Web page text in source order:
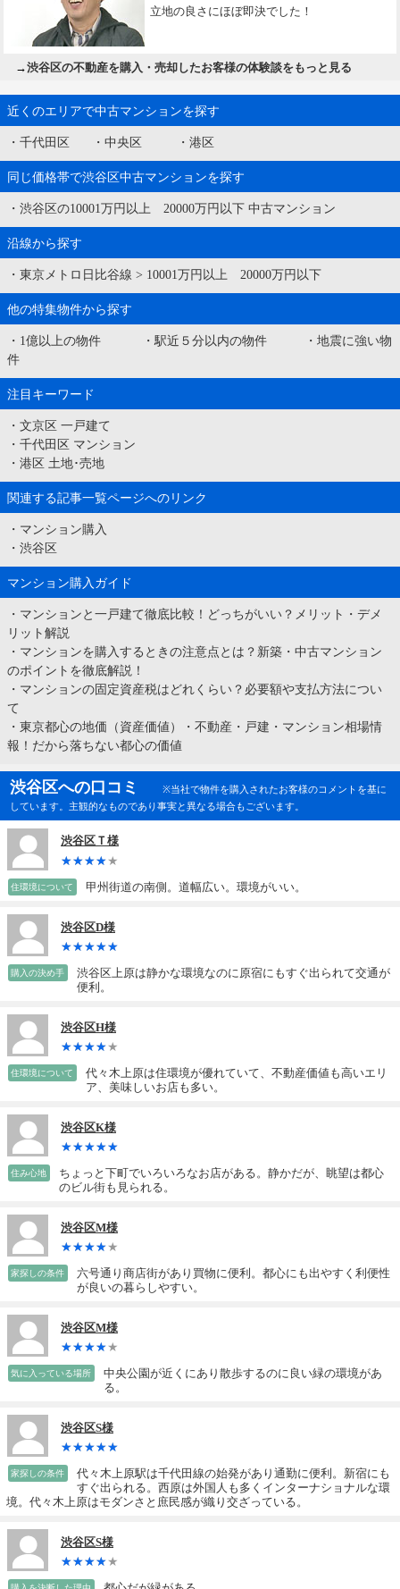
立地の良さにほぼ即決でした！
→渋谷区の不動産を購入・売却したお客様の体験談をもっと見る
近くのエリアで中古マンションを探す
・ 千代田区 ・ 中央区 ・ 港区
同じ価格帯で渋谷区中古マンションを探す
・ 渋谷区の10001万円以上 20000万円以下 中古マンション
沿線から探す
・ 東京メトロ日比谷線 > 10001万円以上 20000万円以下
他の特集物件から探す
・ 1億以上の物件 ・ 駅近５分以内の物件 ・ 地震に強い物
件
注目キーワード
・ 文京区 一戸建て
・ 千代田区 マンション
・ 港区 土地･売地
関連する記事一覧ページへのリンク
・ マンション購入
・ 渋谷区
マンション購入ガイド
・ マンションと一戸建て徹底比較！どっちがいい？メリット・デメ
リット解説
・ マンションを購入するときの注意点とは？新築・中古マンション
のポイントを徹底解説！
・ マンションの固定資産税はどれくらい？必要額や支払方法につい
て
・ 東京都心の地価（資産価値）・不動産・戸建・マンション相場情
報！だから落ちない都心の価値
渋谷区への口コミ
※当社で物件を購入されたお客様のコメントを基に
しています。主観的なものであり事実と異なる場合もございます。
渋谷区Ｔ様
住環境について 甲州街道の南側。道幅広い。環境がいい。
渋谷区D様
購入の決め手
渋谷区上原は静かな環境なのに原宿にもすぐ出られて交通が
便利。
渋谷区H様
住環境について
代々木上原は住環境が優れていて、不動産価値も高いエリ
ア、美味しいお店も多い。
渋谷区K様
住み心地
ちょっと下町でいろいろなお店がある。静かだが、眺望は都心
のビル街も見られる。
渋谷区M様
家探しの条件
六号通り商店街があり買物に便利。都心にも出やすく利便性
が良いの暮らしやすい。
渋谷区M様
気に入っている場所
中央公園が近くにあり散歩するのに良い緑の環境があ
る。
渋谷区S様
家探しの条件
代々木上原駅は千代田線の始発があり通勤に便利。新宿にも
すぐ出られる。西原は外国人も多くインターナショナルな環
境。代々木上原はモダンさと庶民感が織り交ざっている。
渋谷区S様